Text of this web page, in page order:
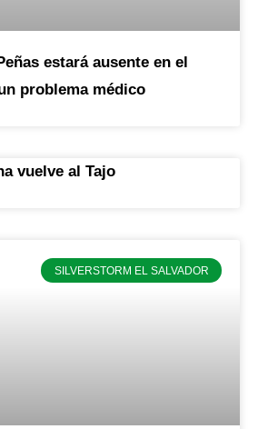
estará ausente en el
problema médico
vuelve al Tajo
SILVERSTORM EL SALVADOR